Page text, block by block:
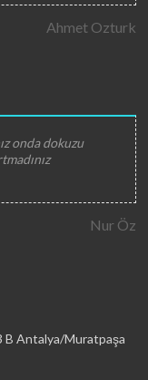
Ahmet Ozturk
onda dokuzu
Nur Öz
B Antalya/Muratpaşa